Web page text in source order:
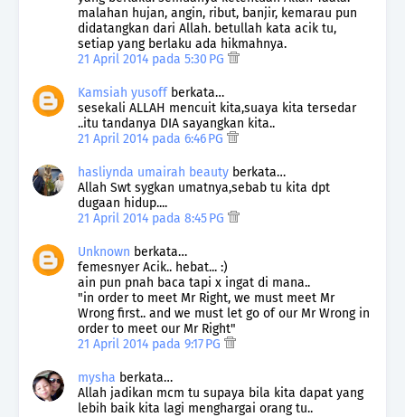
malahan hujan, angin, ribut, banjir, kemarau pun
didatangkan dari Allah. betullah kata acik tu,
setiap yang berlaku ada hikmahnya.
21 April 2014 pada 5:30 PG
Kamsiah yusoffberkata…
sesekali ALLAH mencuit kita,suaya kita tersedar
..itu tandanya DIA sayangkan kita..
21 April 2014 pada 6:46 PG
hasliynda umairah beauty berkata…
Allah Swt sygkan umatnya,sebab tu kita dpt
dugaan hidup....
21 April 2014 pada 8:45 PG
Unknown berkata…
femesnyer Acik.. hebat... :)
ain pun pnah baca tapi x ingat di mana..
"in order to meet Mr Right, we must meet Mr
Wrong first.. and we must let go of our Mr Wrong in
order to meet our Mr Right"
21 April 2014 pada 9:17 PG
mysha berkata…
Allah jadikan mcm tu supaya bila kita dapat yang
lebih baik kita lagi menghargai orang tu..